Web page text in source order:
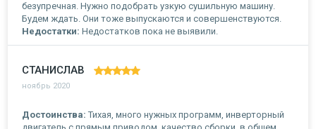
безупречная. Нужно подобрать узкую сушильную машину.
Будем ждать. Они тоже выпускаются и совершенствуются.
Недостатки: Недостатков пока не выявили.
СТАНИСЛАВ
ноябрь 2020
Достоинства: Тихая, много нужных программ, инверторный